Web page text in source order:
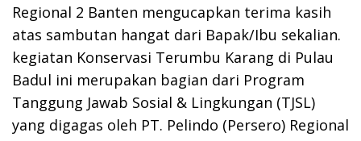
Regional 2 Banten mengucapkan terima kasih
atas sambutan hangat dari Bapak/Ibu sekalian.
kegiatan Konservasi Terumbu Karang di Pulau
Badul ini merupakan bagian dari Program
Tanggung Jawab Sosial & Lingkungan (TJSL)
yang digagas oleh PT. Pelindo (Persero) Regional